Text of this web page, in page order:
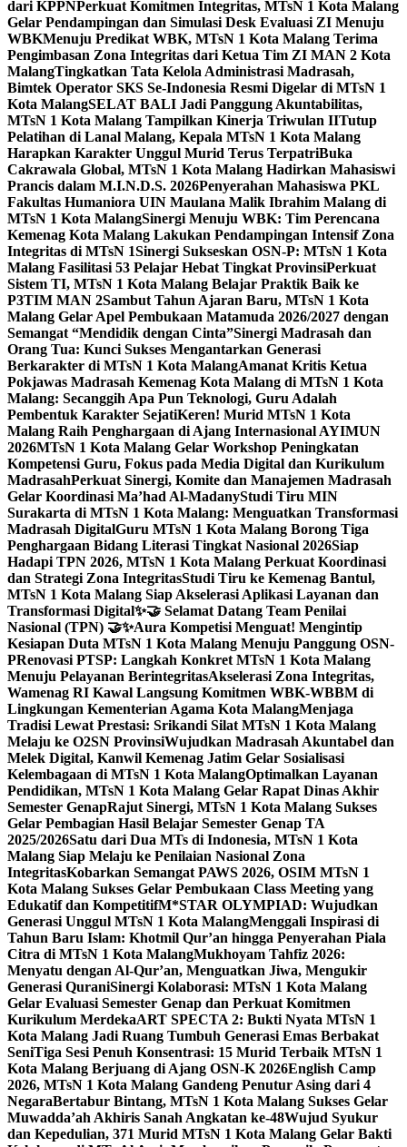
dari KPPNPerkuat Komitmen Integritas, MTsN 1 Kota Malang
Gelar Pendampingan dan Simulasi Desk Evaluasi ZI Menuju
WBKMenuju Predikat WBK, MTsN 1 Kota Malang Terima
Pengimbasan Zona Integritas dari Ketua Tim ZI MAN 2 Kota
MalangTingkatkan Tata Kelola Administrasi Madrasah,
Bimtek Operator SKS Se-Indonesia Resmi Digelar di MTsN 1
Kota MalangSELAT BALI Jadi Panggung Akuntabilitas,
MTsN 1 Kota Malang Tampilkan Kinerja Triwulan IITutup
Pelatihan di Lanal Malang, Kepala MTsN 1 Kota Malang
Harapkan Karakter Unggul Murid Terus TerpatriBuka
Cakrawala Global, MTsN 1 Kota Malang Hadirkan Mahasiswi
Prancis dalam M.I.N.D.S. 2026Penyerahan Mahasiswa PKL
Fakultas Humaniora UIN Maulana Malik Ibrahim Malang di
MTsN 1 Kota MalangSinergi Menuju WBK: Tim Perencana
Kemenag Kota Malang Lakukan Pendampingan Intensif Zona
Integritas di MTsN 1Sinergi Sukseskan OSN-P: MTsN 1 Kota
Malang Fasilitasi 53 Pelajar Hebat Tingkat ProvinsiPerkuat
Sistem TI, MTsN 1 Kota Malang Belajar Praktik Baik ke
P3TIM MAN 2Sambut Tahun Ajaran Baru, MTsN 1 Kota
Malang Gelar Apel Pembukaan Matamuda 2026/2027 dengan
Semangat “Mendidik dengan Cinta”Sinergi Madrasah dan
Orang Tua: Kunci Sukses Mengantarkan Generasi
Berkarakter di MTsN 1 Kota MalangAmanat Kritis Ketua
Pokjawas Madrasah Kemenag Kota Malang di MTsN 1 Kota
Malang: Secanggih Apa Pun Teknologi, Guru Adalah
Pembentuk Karakter SejatiKeren! Murid MTsN 1 Kota
Malang Raih Penghargaan di Ajang Internasional AYIMUN
2026MTsN 1 Kota Malang Gelar Workshop Peningkatan
Kompetensi Guru, Fokus pada Media Digital dan Kurikulum
MadrasahPerkuat Sinergi, Komite dan Manajemen Madrasah
Gelar Koordinasi Ma’had Al-MadanyStudi Tiru MIN
Surakarta di MTsN 1 Kota Malang: Menguatkan Transformasi
Madrasah DigitalGuru MTsN 1 Kota Malang Borong Tiga
Penghargaan Bidang Literasi Tingkat Nasional 2026Siap
Hadapi TPN 2026, MTsN 1 Kota Malang Perkuat Koordinasi
dan Strategi Zona IntegritasStudi Tiru ke Kemenag Bantul,
MTsN 1 Kota Malang Siap Akselerasi Aplikasi Layanan dan
Transformasi Digital✨🤝 Selamat Datang Team Penilai
Nasional (TPN) 🤝✨Aura Kompetisi Menguat! Mengintip
Kesiapan Duta MTsN 1 Kota Malang Menuju Panggung OSN-
PRenovasi PTSP: Langkah Konkret MTsN 1 Kota Malang
Menuju Pelayanan BerintegritasAkselerasi Zona Integritas,
Wamenag RI Kawal Langsung Komitmen WBK-WBBM di
Lingkungan Kementerian Agama Kota MalangMenjaga
Tradisi Lewat Prestasi: Srikandi Silat MTsN 1 Kota Malang
Melaju ke O2SN ProvinsiWujudkan Madrasah Akuntabel dan
Melek Digital, Kanwil Kemenag Jatim Gelar Sosialisasi
Kelembagaan di MTsN 1 Kota MalangOptimalkan Layanan
Pendidikan, MTsN 1 Kota Malang Gelar Rapat Dinas Akhir
Semester GenapRajut Sinergi, MTsN 1 Kota Malang Sukses
Gelar Pembagian Hasil Belajar Semester Genap TA
2025/2026Satu dari Dua MTs di Indonesia, MTsN 1 Kota
Malang Siap Melaju ke Penilaian Nasional Zona
IntegritasKobarkan Semangat PAWS 2026, OSIM MTsN 1
Kota Malang Sukses Gelar Pembukaan Class Meeting yang
Edukatif dan KompetitifM*STAR OLYMPIAD: Wujudkan
Generasi Unggul MTsN 1 Kota MalangMenggali Inspirasi di
Tahun Baru Islam: Khotmil Qur’an hingga Penyerahan Piala
Citra di MTsN 1 Kota MalangMukhoyam Tahfiz 2026:
Menyatu dengan Al-Qur’an, Menguatkan Jiwa, Mengukir
Generasi QuraniSinergi Kolaborasi: MTsN 1 Kota Malang
Gelar Evaluasi Semester Genap dan Perkuat Komitmen
Kurikulum MerdekaART SPECTA 2: Bukti Nyata MTsN 1
Kota Malang Jadi Ruang Tumbuh Generasi Emas Berbakat
SeniTiga Sesi Penuh Konsentrasi: 15 Murid Terbaik MTsN 1
Kota Malang Berjuang di Ajang OSN-K 2026English Camp
2026, MTsN 1 Kota Malang Gandeng Penutur Asing dari 4
NegaraBertabur Bintang, MTsN 1 Kota Malang Sukses Gelar
Muwadda’ah Akhiris Sanah Angkatan ke-48Wujud Syukur
dan Kepedulian, 371 Murid MTsN 1 Kota Malang Gelar Bakti